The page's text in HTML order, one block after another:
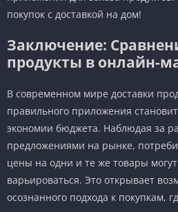
покупок с доставкой на дом!
Заключение:
продукты в онлайн-
В современном мире доставки
правильного приложения
экономии бюджета. Наблюдая за
предложениями на рынке,
цены на одни и те же товары
варьироваться. Это открывает
осознанного подхода к покупкам,